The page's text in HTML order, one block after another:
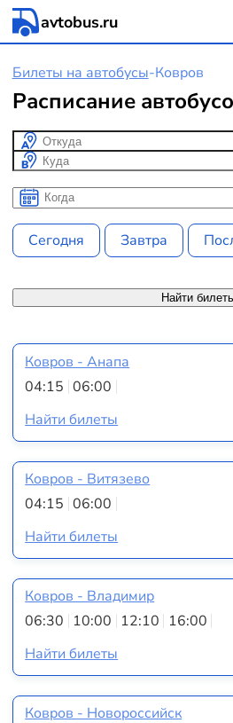
avtobus.ru
Билеты на автобусы-Ковров
Расписание
Откуда
Куда
Когда
Когда
Сегодня Завтра
Найти
Ковров - Анапа
04:15 06:00
Найти билеты
Ковров - Витязево
04:15 06:00
Найти билеты
Ковров - Владимир
06:30 10:00 12:10 16:00
Найти билеты
Ковров - Новороссийск